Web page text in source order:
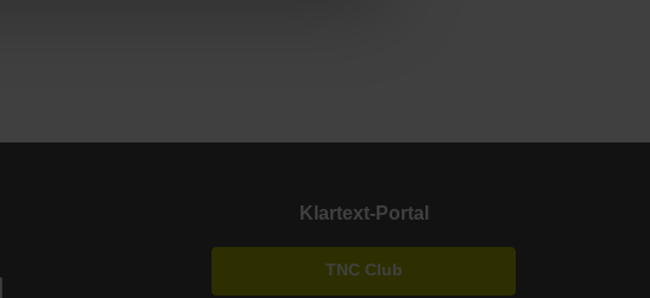
Klartext-Portal
TNC Club